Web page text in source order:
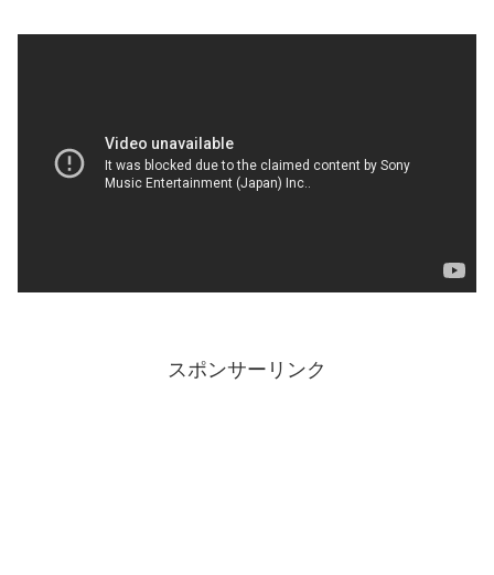
スポンサーリンク